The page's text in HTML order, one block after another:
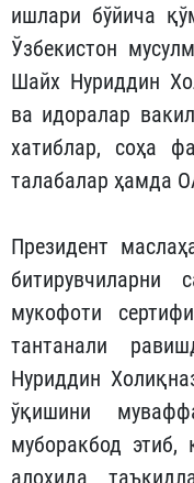
ишлари бўйича
Ўзбекистон
Шайх Нуриддин
ва идоралар
хатиблар, соҳа
талабалар ҳамда
Президент
битирувчиларни
мукофоти
тантанали
Нуриддин
ўқишини
муборакбод этиб,
алоҳида